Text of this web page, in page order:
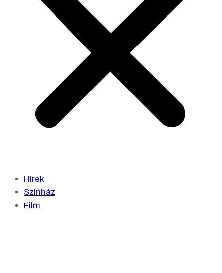
Hírek
Színház
Film